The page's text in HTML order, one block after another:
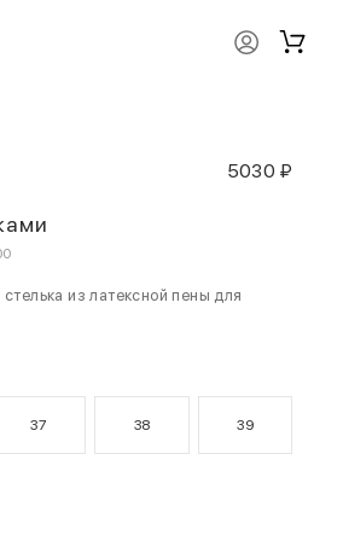
5030 ₽
из латексной пены для
37 38 39